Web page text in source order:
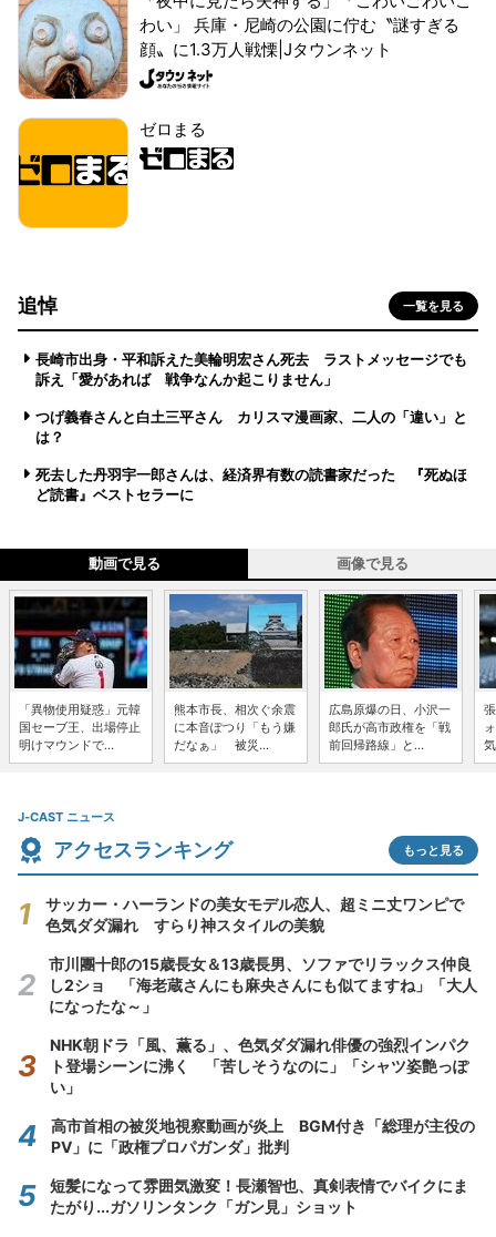
わい」 兵庫・尼崎の公園に佇む〝謎すぎる
顔〟に1.3万人戦慄|Jタウンネット
ゼロまる
追悼 一覧を見る
長崎市出身・平和訴えた美輪明宏さん死去 ラストメッセージでも
訴え「愛があれば 戦争なんか起こりません」
つげ義春さんと白土三平さん カリスマ漫画家、二人の「違い」と
は？
死去した丹羽宇一郎さんは、経済界有数の読書家だった 『死ぬほ
ど読書』ベストセラーに
動画で見る 画像で見る
「異物使用疑惑」元韓
国セーブ王、出場停止
明けマウンドで...
熊本市長、相次ぐ余震
に本音ぽつり「もう嫌
だなぁ」 被災...
広島原爆の日、小沢一
郎氏が高市政権を「戦
前回帰路線」と...
J-CAST ニュース
アクセスランキング もっと見る
サッカー・ハーランドの美女モデル恋人、超ミニ丈ワンピで
色気ダダ漏れ すらり神スタイルの美貌
市川團十郎の15歳長女＆13歳長男、ソファでリラックス仲良
し2ショ 「海老蔵さんにも麻央さんにも似てますね」「大人
になったな～」
NHK朝ドラ「風、薫る」、色気ダダ漏れ俳優の強烈インパク
ト登場シーンに沸く 「苦しそうなのに」「シャツ姿艶っぽ
い」
高市首相の被災地視察動画が炎上 BGM付き「総理が主役の
PV」に「政権プロパガンダ」批判
短髪になって雰囲気激変！長瀬智也、真剣表情でバイクにま
たがり...ガソリンタンク「ガン見」ショット